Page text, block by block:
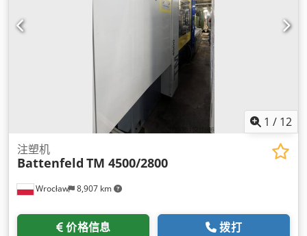
1 / 12
Wrocław 8,907 km
注塑机
Battenfeld TM 4500/2800
价格信息 拨打